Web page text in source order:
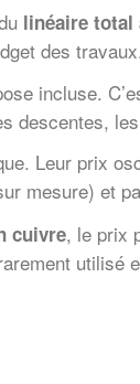
linéaire total
des
incluse.
descentes,
Leur prix
mesure) et
cuivre, le prix
utilisé